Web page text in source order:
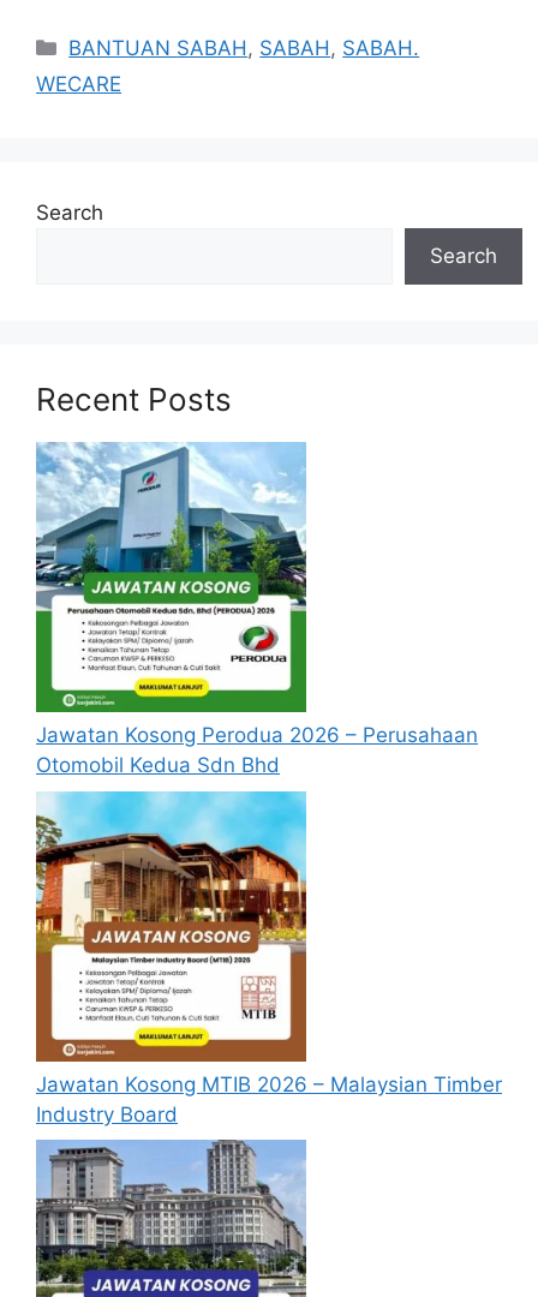
Categories
BANTUAN SABAH, SABAH, SABAH.
WECARE
Search
Search
Recent Posts
Jawatan Kosong Perodua 2026 – Perusahaan
Otomobil Kedua Sdn Bhd
Jawatan Kosong MTIB 2026 – Malaysian Timber
Industry Board